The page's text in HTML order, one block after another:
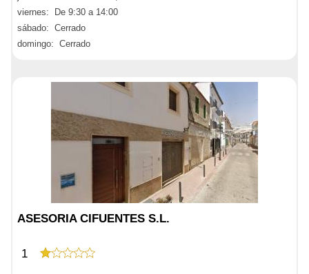
viernes: De 9:30 a 14:00
sábado: Cerrado
domingo: Cerrado
ASESORIA CIFUENTES S.L.
1